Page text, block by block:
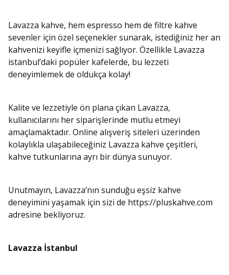
Lavazza kahve, hem espresso hem de filtre kahve
sevenler için özel seçenekler sunarak, istediğiniz her an
kahvenizi keyifle içmenizi sağlıyor. Özellikle Lavazza
istanbul’daki popüler kafelerde, bu lezzeti
deneyimlemek de oldukça kolay!
Kalite ve lezzetiyle ön plana çıkan Lavazza,
kullanıcılarını her siparişlerinde mutlu etmeyi
amaçlamaktadır. Online alışveriş siteleri üzerinden
kolaylıkla ulaşabileceğiniz Lavazza kahve çeşitleri,
kahve tutkunlarına ayrı bir dünya sunuyor.
Unutmayın, Lavazza’nın sunduğu eşsiz kahve
deneyimini yaşamak için sizi de https://pluskahve.com
adresine bekliyoruz.
Lavazza İstanbul